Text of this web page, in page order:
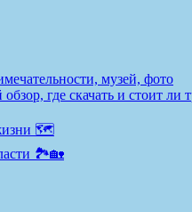
музей, фото
где скачать и стоит ли
жизни 🗺️
🏞️🏡